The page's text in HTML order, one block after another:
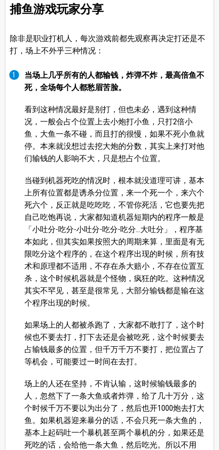
捕鱼游戏玩家分享
除非是职业打机人，每次游戏前都先观察再决定打还是不
打，场上不外乎三种情况：
当场上几乎所有的人都输钱，炸弹不炸，最高倍鱼不
死，全场每个人都愁眉苦脸。
看到这种情况最好是别打，但也未必，遇到这种情
况，一般会占个位置上去小炮打小鱼，只打2倍小
鱼，大鱼一条不碰，而且打的很慢，如果不死小鱼就
停。本来就没想过去挖大炮的分数，其实上来打对他
们输钱的人影响不大，只是想占个位置。
当碰到机器死吃的情况时，根本就没道理可讲，基本
上所有位置都是诱杀分位置，来一个死一个，来六个
死六个，反正就是吃吃吃，不管你死活，它也要先把
自己吃饱再说，大家都知道机器短期内的程序一般是
「小吐分-吃分-小吐分-吃分-吃分...大吐分」，程序基
本如此，但其实如果按照大的周期来算，里面是有无
限吃分这个程序的，在这个程序出现的时候，所有技
术和原理都不适用，不存在杀大赔小，不存在位置互
杀，这个时候机器就是个怪物，疯狂的吃。这种情况
其实不罕见，甚至是很常见，大部分输钱都是输在这
个程序出现的时候。
如果场上的人都被杀跑了，大家都不敢打了，这个时
候也不要去打，打下去还是会被吃死，这个时候要去
占输钱最多的位置，但千万千万不要打，把位置占了
等机会，可能要过一时间在去打。
场上的人还在坚持，不肯认输，这时候输钱最多的
人，忽然下了一条大鱼或者炸弹，给了几十万分，这
个时候千万不要以为出分了，然后也开1000炮去打大
鱼。如果机器迎来暴分的话，不会只死一条大鱼的，
基本上起码吐一个暴机甚至两个暴机的分，如果还是
死吃的话，会给他一条大鱼，然后吃光。所以不用